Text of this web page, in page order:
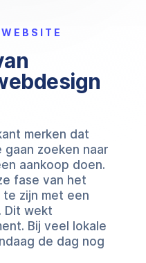
merken dat
zoeken naar
aankoop doen.
fase van het
zijn met een
Dit wekt
Bij veel lokale
de dag nog